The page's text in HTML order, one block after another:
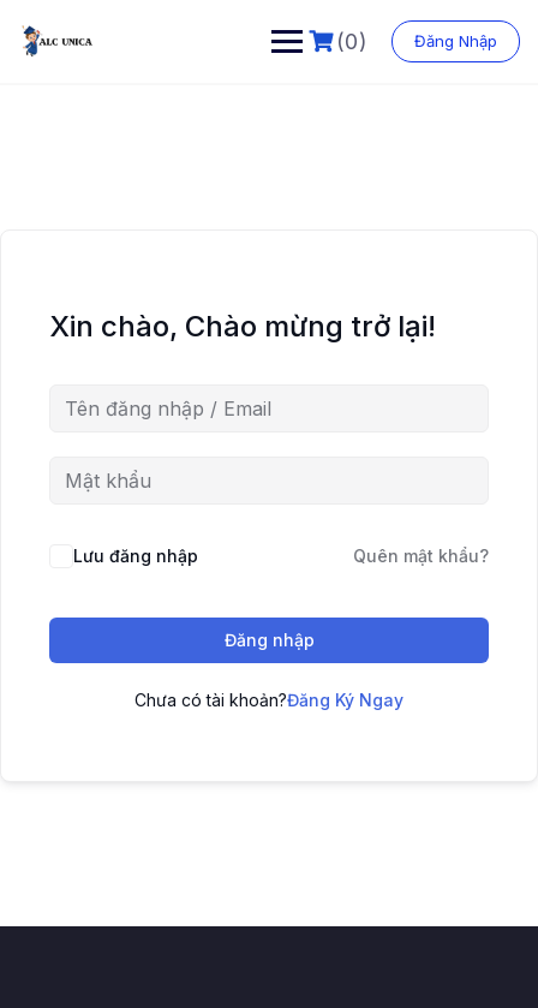
đến
phần
(0) Đăng Nhập
Xin chào, Chào mừng trở lại!
Lưu đăng nhập Quên mật khẩu?
Đăng nhập
Chưa có tài khoản?Đăng Ký Ngay